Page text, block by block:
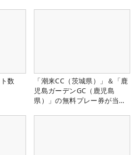
数
「潮来CC（茨城県）」＆「鹿
児島ガーデンGC（鹿児島
県）」の無料プレー券が当た